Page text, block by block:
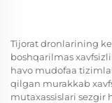
Tijorat dronlarining
boshqarilmas
havo mudofaa
qilgan murakkab
mutaxassislari sezgir